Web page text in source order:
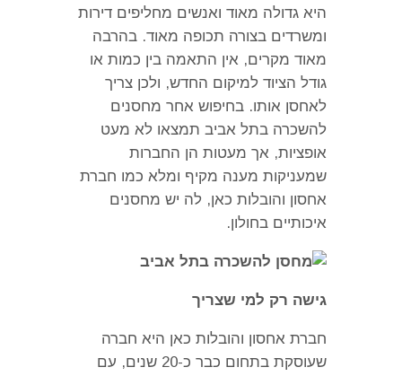
היא גדולה מאוד ואנשים מחליפים דירות
ומשרדים בצורה תכופה מאוד. בהרבה
מאוד מקרים, אין התאמה בין כמות או
גודל הציוד למיקום החדש, ולכן צריך
לאחסן אותו. בחיפוש אחר מחסנים
להשכרה בתל אביב תמצאו לא מעט
אופציות, אך מעטות הן החברות
שמעניקות מענה מקיף ומלא כמו חברת
אחסון והובלות כאן, לה יש מחסנים
איכותיים בחולון.
גישה רק למי שצריך
חברת אחסון והובלות כאן היא חברה
שעוסקת בתחום כבר כ-20 שנים, עם